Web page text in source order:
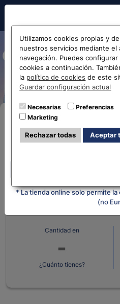
Hola!
Antes de acceder
la web...
Selecciona
* La tienda online solo permite
(no
Cambio y
a Peso
Compra Online
Cantidad en
¿Cuánto tienes?
Utilizamos cookies propias y
nuestros servicios mediante el
navegación. Puedes
cookies a continuación.
la política de cookies de este
Guardar configuración actual
Necesarias Preferencias
Marketing
Rechazar todas Aceptar